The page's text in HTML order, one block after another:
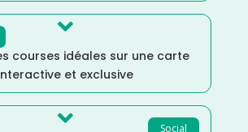

courses idéales sur une carte
et exclusive
Social
